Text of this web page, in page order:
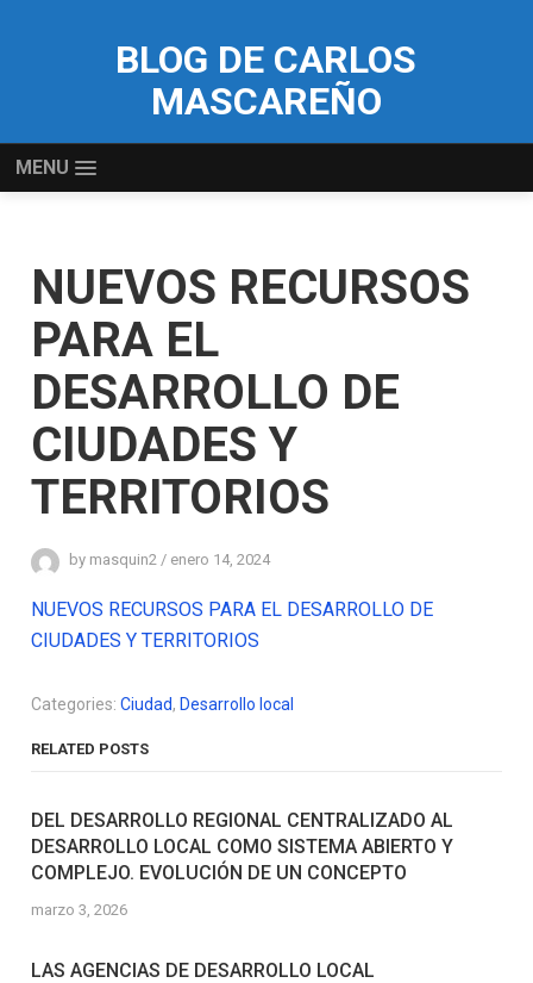
BLOG DE CARLOS
MASCAREÑO
MENU
NUEVOS RECURSOS
PARA EL
DESARROLLO DE
CIUDADES Y
TERRITORIOS
by masquin2 / enero 14, 2024
NUEVOS RECURSOS PARA EL DESARROLLO DE
CIUDADES Y TERRITORIOS
Categories:Ciudad, Desarrollo local
RELATED POSTS
DEL DESARROLLO REGIONAL CENTRALIZADO AL
DESARROLLO LOCAL COMO SISTEMA ABIERTO Y
COMPLEJO. EVOLUCIÓN DE UN CONCEPTO
marzo 3, 2026
LAS AGENCIAS DE DESARROLLO LOCAL